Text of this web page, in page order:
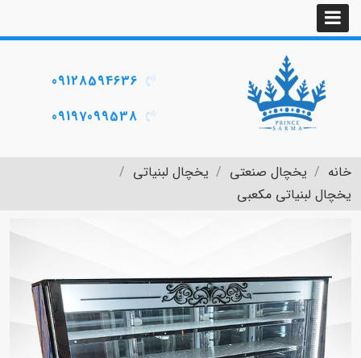
09128594636
09197099538
خانه یخچال صنعتی
یخچال لبنیاتی
یخچال لبنیاتی مکعبی